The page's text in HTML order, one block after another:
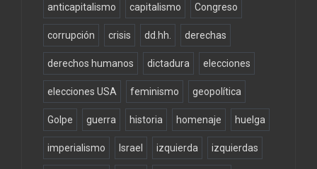
anticapitalismo capitalismo Congreso
corrupción crisis dd.hh. derechas
derechos humanos dictadura elecciones
elecciones USA feminismo geopolítica
Golpe guerra historia homenaje huelga
imperialismo Israel izquierda izquierdas